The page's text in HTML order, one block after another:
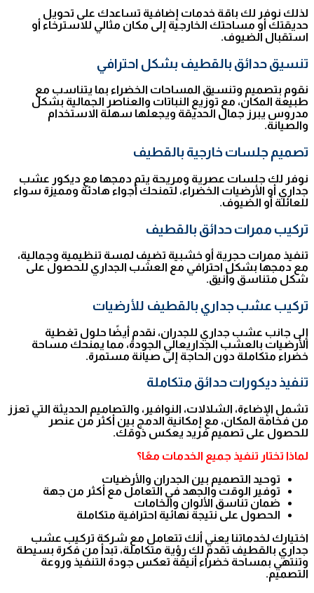
لذلك نوفر لك باقة خدمات إضافية تساعدك على تحويل
حديقتك أو مساحتك الخارجية إلى مكان مثالي للاسترخاء أو
استقبال الضيوف.
تنسيق حدائق بالقطيف بشكل احترافي
نقوم بتصميم وتنسيق المساحات الخضراء بما يتناسب مع
طبيعة المكان، مع توزيع النباتات والعناصر الجمالية بشكل
مدروس يبرز جمال الحديقة ويجعلها سهلة الاستخدام
والصيانة.
تصميم جلسات خارجية بالقطيف
نوفر لك جلسات عصرية ومريحة يتم دمجها مع ديكور عشب
جداري أو الأرضيات الخضراء، لتمنحك أجواء هادئة ومميزة سواء
للعائلة أو الضيوف.
تركيب ممرات حدائق بالقطيف
تنفيذ ممرات حجرية أو خشبية تضيف لمسة تنظيمية وجمالية،
مع دمجها بشكل احترافي مع العشب الجداري للحصول على
شكل متناسق وأنيق.
تركيب عشب جداري بالقطيف للأرضيات
إلى جانب عشب جداري للجدران، نقدم أيضًا حلول تغطية
الأرضيات بالعشب الجداريعالي الجودة، مما يمنحك مساحة
خضراء متكاملة دون الحاجة إلى صيانة مستمرة.
تنفيذ ديكورات حدائق متكاملة
تشمل الإضاءة، الشلالات، النوافير، والتصاميم الحديثة التي تعزز
من فخامة المكان، مع إمكانية الدمج بين أكثر من عنصر
للحصول على تصميم فريد يعكس ذوقك.
لماذا تختار تنفيذ جميع الخدمات معًا؟
توحيد التصميم بين الجدران والأرضيات
توفير الوقت والجهد في التعامل مع أكثر من جهة
ضمان تناسق الألوان والخامات
الحصول على نتيجة نهائية احترافية متكاملة
اختيارك لخدماتنا يعني أنك تتعامل مع شركة تركيب عشب
جداري بالقطيف تقدم لك رؤية متكاملة، تبدأ من فكرة بسيطة
وتنتهي بمساحة خضراء أنيقة تعكس جودة التنفيذ وروعة
التصميم.